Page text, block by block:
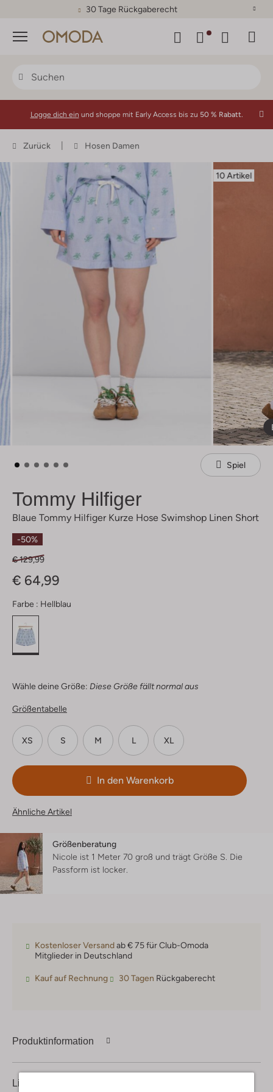
30 Tage Rückgaberecht
Menü
Logge dich ein und shoppe mit Early Access bis zu 50 % Rabatt.
Zurück Hosen Damen
10 Artikel
Spiel
Tommy Hilfiger
Blaue Tommy Hilfiger Kurze Hose Swimshop Linen Short
-50%
€ 129,99
€ 64,99
Farbe : Hellblau
Wähle deine Größe: Diese Größe fällt normal aus
Größentabelle
XS S M L XL
In den Warenkorb
Ähnliche Artikel
Größenberatung
Nicole ist 1 Meter 70 groß und trägt Größe S. Die
Passform ist locker
Kostenloser Versandab € 75 für Club-Omoda
Mitglieder in Deutschland
Kauf auf Rechnung 30 Tagen Rückgaberecht
Produktinformation
Lieferung & Rückgabe